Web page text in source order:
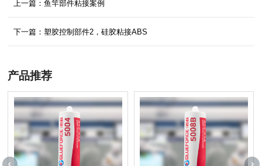
上一篇：鱼竿部件粘接案例
下一篇：塑胶控制部件2，硅胶粘接ABS
产品推荐